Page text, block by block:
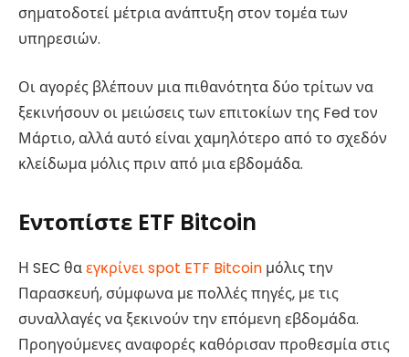
σηματοδοτεί μέτρια ανάπτυξη στον τομέα των
υπηρεσιών.
Οι αγορές βλέπουν μια πιθανότητα δύο τρίτων να
ξεκινήσουν οι μειώσεις των επιτοκίων της Fed τον
Μάρτιο, αλλά αυτό είναι χαμηλότερο από το σχεδόν
κλείδωμα μόλις πριν από μια εβδομάδα.
Εντοπίστε ETF Bitcoin
Η SEC θαεγκρίνει spot ETF Bitcoin μόλις την
Παρασκευή, σύμφωνα με πολλές πηγές, με τις
συναλλαγές να ξεκινούν την επόμενη εβδομάδα.
Προηγούμενες αναφορές καθόρισαν προθεσμία στις